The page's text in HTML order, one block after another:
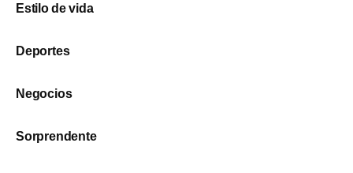
Estilo de vida
Deportes
Negocios
Sorprendente